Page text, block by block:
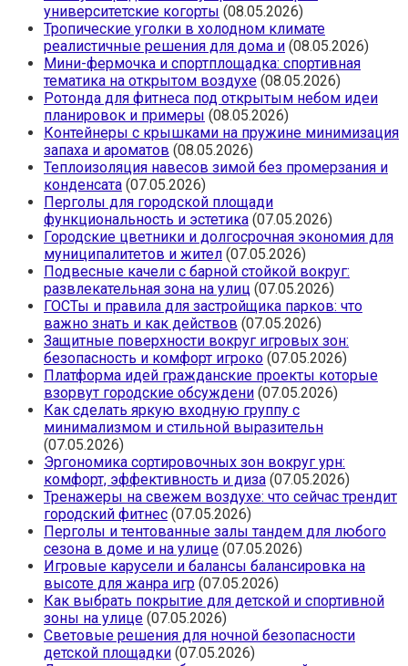
университетские когорты (08.05.2026)
Тропические уголки в холодном климате
реалистичные решения для дома и (08.05.2026)
Мини-фермочка и спортплощадка: спортивная
тематика на открытом воздухе (08.05.2026)
Ротонда для фитнеса под открытым небом идеи
планировок и примеры (08.05.2026)
Контейнеры с крышками на пружине минимизация
запаха и ароматов (08.05.2026)
Теплоизоляция навесов зимой без промерзания и
конденсата (07.05.2026)
Перголы для городской площади
функциональность и эстетика (07.05.2026)
Городские цветники и долгосрочная экономия для
муниципалитетов и жител (07.05.2026)
Подвесные качели с барной стойкой вокруг:
развлекательная зона на улиц (07.05.2026)
ГОСТы и правила для застройщика парков: что
важно знать и как действов (07.05.2026)
Защитные поверхности вокруг игровых зон:
безопасность и комфорт игроко (07.05.2026)
Платформа идей гражданские проекты которые
взорвут городские обсуждени (07.05.2026)
Как сделать яркую входную группу с
минимализмом и стильной выразительн
(07.05.2026)
Эргономика сортировочных зон вокруг урн:
комфорт, эффективность и диза (07.05.2026)
Тренажеры на свежем воздухе: что сейчас трендит
городский фитнес (07.05.2026)
Перголы и тентованные залы тандем для любого
сезона в доме и на улице (07.05.2026)
Игровые карусели и балансы балансировка на
высоте для жанра игр (07.05.2026)
Как выбрать покрытие для детской и спортивной
зоны на улице (07.05.2026)
Световые решения для ночной безопасности
детской площадки (07.05.2026)